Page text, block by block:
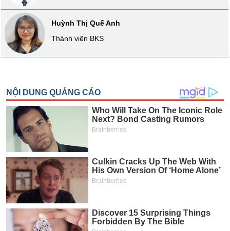
Huỳnh Thị Quế Anh
Thành viên BKS
Báo
cáo
phân
tích
(-)
ngữ
(-)
Dịch
vụ
(-)
Đào
tạo